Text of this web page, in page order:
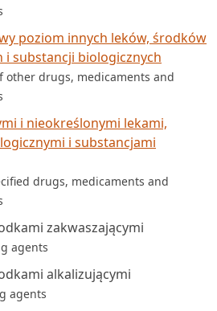
poziom innych leków, środków
substancji biologicznych
other drugs, medicaments and
i nieokreślonymi lekami,
i substancjami
drugs, medicaments and
zakwaszającymi
agents
alkalizującymi
agents